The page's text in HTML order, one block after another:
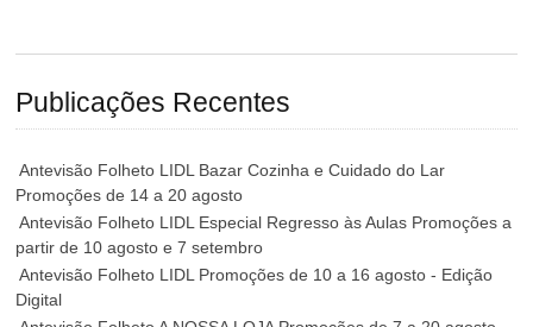
Publicações Recentes
Antevisão Folheto LIDL Bazar Cozinha e Cuidado do Lar
Promoções de 14 a 20 agosto
Antevisão Folheto LIDL Especial Regresso às Aulas Promoções a
partir de 10 agosto e 7 setembro
Antevisão Folheto LIDL Promoções de 10 a 16 agosto - Edição
Digital